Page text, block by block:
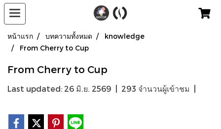
หน้าแรก บทความทั้งหมด
knowledge
From Cherry to Cup
From Cherry to Cup
Last updated: 26 มิ.ย. 2569 293 จำนวนผู้เข้าชม